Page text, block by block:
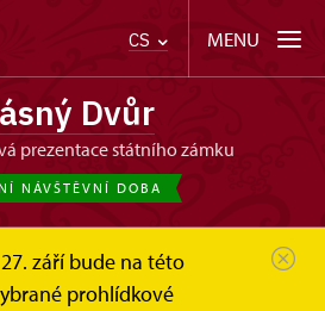
CS MENU
Dvůr
prezentace státního zámku
NÁVŠTĚVNÍ DOBA
září bude na této
prohlídkové